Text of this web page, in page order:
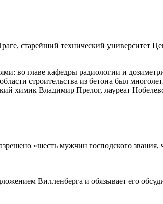
старейший технический университет
во главе кафедры радиологии и
строительства из бетона был
химик Владимир Прелог, лауреат
«шесть мужчин господского звания,
Вилленберга и обязывает его